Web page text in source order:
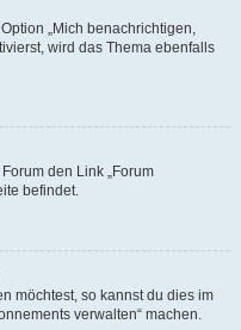
„Mich benachrichtigen,
wird das Thema ebenfalls
den Link „Forum
befindet.
möchtest, so kannst du dies im
verwalten“ machen.